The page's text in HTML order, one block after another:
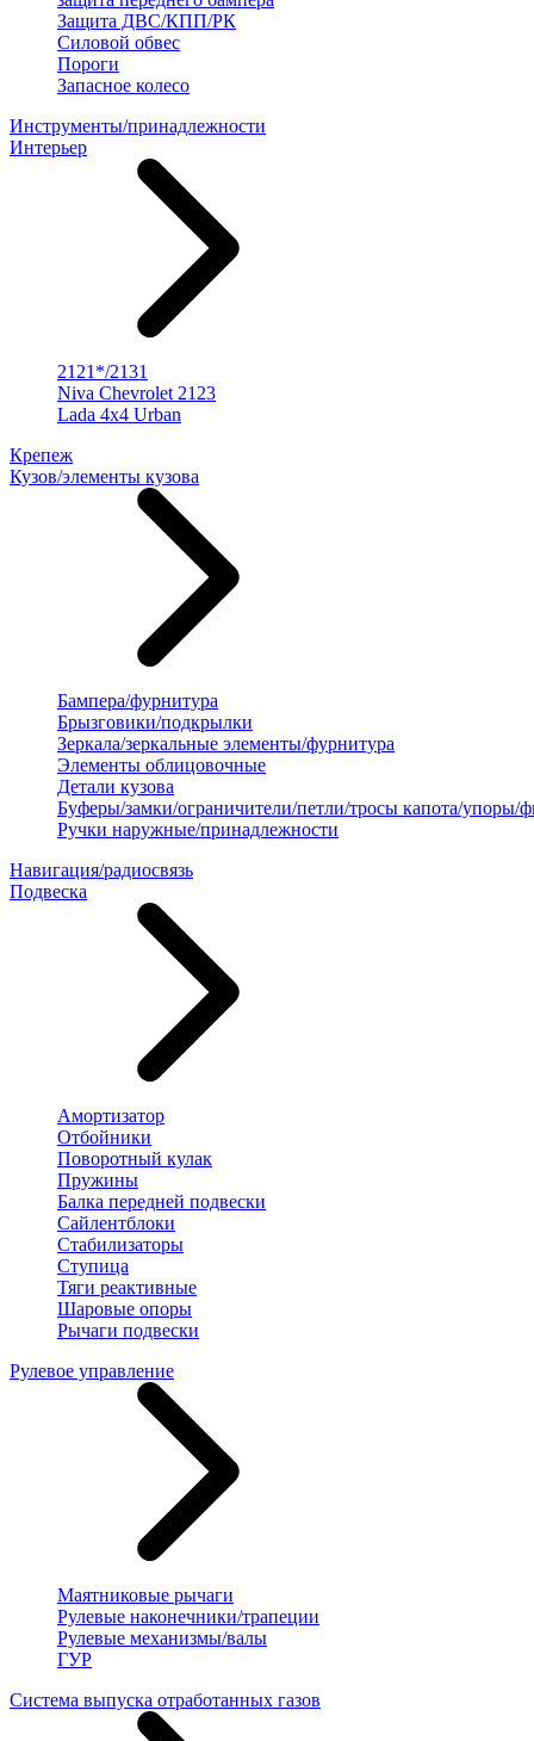
Защита ДВС/КПП/РК
Силовой обвес
Пороги
Запасное колесо
Инструменты/принадлежности
Интерьер
2121*/2131
Niva Chevrolet 2123
Lada 4x4 Urban
Крепеж
Кузов/элементы кузова
Бампера/фурнитура
Брызговики/подкрылки
Зеркала/зеркальные элементы/фурнитура
Элементы облицовочные
Детали кузова
Буферы/замки/ограничители/петли/тросы капота/упоры/
Ручки наружные/принадлежности
Навигация/радиосвязь
Подвеска
Амортизатор
Отбойники
Поворотный кулак
Пружины
Балка передней подвески
Сайлентблоки
Стабилизаторы
Ступица
Тяги реактивные
Шаровые опоры
Рычаги подвески
Рулевое управление
Маятниковые рычаги
Рулевые наконечники/трапеции
Рулевые механизмы/валы
ГУР
Система выпуска отработанных газов